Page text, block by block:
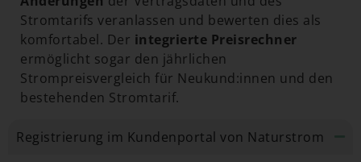
Stromtarifs veranlassen und bewerten dies als
komfortabel. Der integrierte Preisrechner
ermöglicht sogar den jährlichen
Strompreisvergleich für Neukund:innen und den
bestehenden Stromtarif.
Registrierung im Kundenportal von Naturstrom​